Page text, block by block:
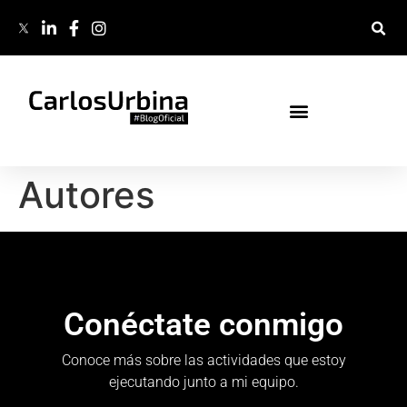
Autores
Conéctate conmigo
Conoce más sobre las actividades que estoy
ejecutando junto a mi equipo.